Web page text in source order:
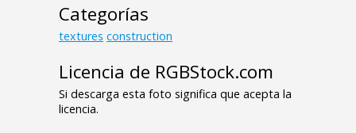
Categorías
textures construction
Licencia de RGBStock.com
Si descarga esta foto significa que acepta la
licencia.